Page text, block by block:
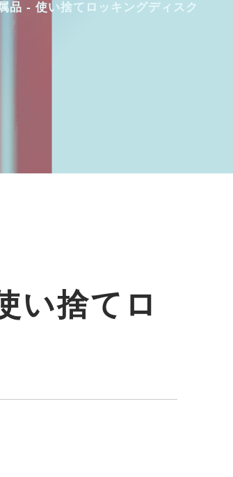
品 - 使い捨てロッキングディスク
い捨てロ